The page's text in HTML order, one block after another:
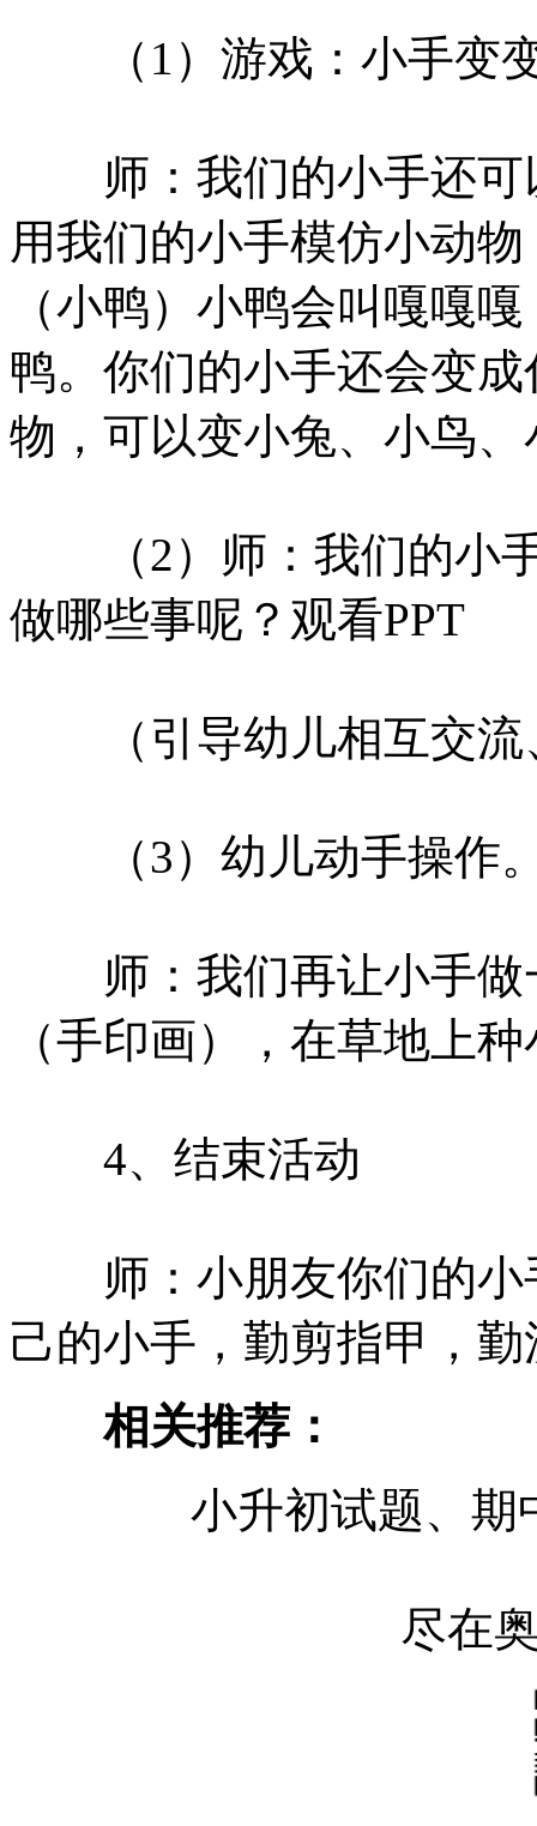
（1）游戏：小手变
师：我们的小手还可
用我们的小手模仿小动
（小鸭）小鸭会叫嘎嘎
鸭。你们的小手还会变
物，可以变小兔、小鸟
（2）师：我们的小手
做哪些事呢？观看PPT
（引导幼儿相互交流
（3）幼儿动手操作
师：我们再让小手做
（手印画），在草地上
4、结束活动
师：小朋友你们的小
己的小手，勤剪指甲，
相关推荐：
小升初试题、期
尽在